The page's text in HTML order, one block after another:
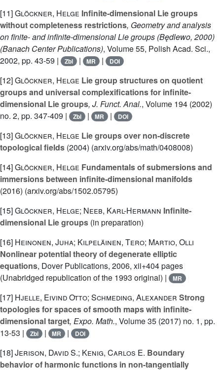
[11]Glöckner, Helge Infinite-dimensional Lie groups
without completeness restrictions, Geometry and analysis
on finite- and infinite-dimensional Lie groups (Będlewo, 2000)
(Banach Center Publications), Volume 55, Polish Acad. Sci.,
2002, pp. 43-59 |
Zbl | MR | DOI
[12]Glöckner, Helge Lie group structures on quotient
groups and universal complexifications for infinite-
dimensional Lie groups, J. Funct. Anal., Volume 194 (2002)
no. 2, pp. 347-409 |
Zbl | MR | DOI
[13]Glöckner, Helge Lie groups over non-discrete
topological fields (2004) (arxiv.org/abs/math/0408008)
[14]Glöckner, Helge Fundamentals of submersions and
immersions between infinite-dimensional manifolds
(2016) (arxiv.org/abs/1502.05795)
[15]Glöckner, Helge; Neeb, Karl-Hermann Infinite-
dimensional Lie groups (in preparation)
[16] Heinonen, Juha; Kilpeläinen, Tero; Martio, Olli
Nonlinear potential theory of degenerate elliptic
equations, Dover Publications, 2006, xii+404 pages
(Unabridged republication of the 1993 original) |
MR
[17] Hjelle, Eivind Otto; Schmeding, Alexander Strong
topologies for spaces of smooth maps with infinite-
dimensional target, Expo. Math., Volume 35 (2017) no. 1, pp.
13-53 |
Zbl | MR | DOI
[18]Jerison, David S.; Kenig, Carlos E. Boundary
behavior of harmonic functions in non-tangentially